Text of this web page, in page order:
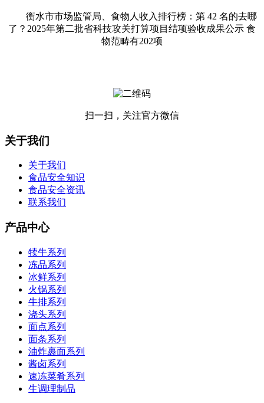
衡水市市场监管局、食物人收入排行榜：第 42 名的去哪
了？2025年第二批省科技攻关打算项目结项验收成果公示 食
物范畴有202项
扫一扫，关注官方微信
关于我们
关于我们
食品安全知识
食品安全资讯
联系我们
产品中心
犊牛系列
冻品系列
冰鲜系列
火锅系列
牛排系列
浇头系列
面点系列
面条系列
油炸裹面系列
酱卤系列
速冻菜肴系列
生调理制品